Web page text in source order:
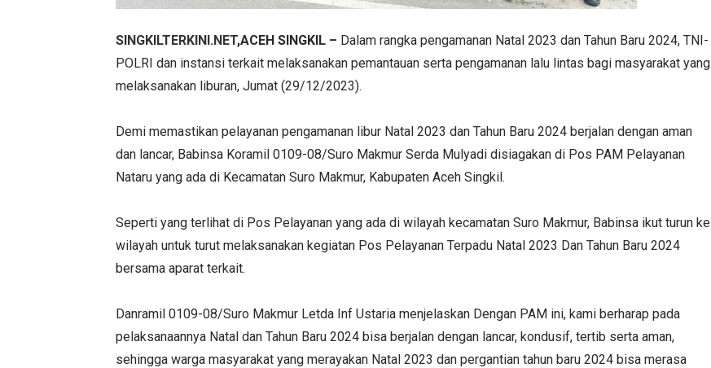
SINGKILTERKINI.NET,ACEH SINGKIL – Dalam rangka pengamanan Natal 2023 dan Tahun Baru 2024, TNI-
POLRI dan instansi terkait melaksanakan pemantauan serta pengamanan lalu lintas bagi masyarakat yang
melaksanakan liburan, Jumat (29/12/2023).
Demi memastikan pelayanan pengamanan libur Natal 2023 dan Tahun Baru 2024 berjalan dengan aman
dan lancar, Babinsa Koramil 0109-08/Suro Makmur Serda Mulyadi disiagakan di Pos PAM Pelayanan
Nataru yang ada di Kecamatan Suro Makmur, Kabupaten Aceh Singkil.
Seperti yang terlihat di Pos Pelayanan yang ada di wilayah kecamatan Suro Makmur, Babinsa ikut turun ke
wilayah untuk turut melaksanakan kegiatan Pos Pelayanan Terpadu Natal 2023 Dan Tahun Baru 2024
bersama aparat terkait.
Danramil 0109-08/Suro Makmur Letda Inf Ustaria menjelaskan Dengan PAM ini, kami berharap pada
pelaksanaannya Natal dan Tahun Baru 2024 bisa berjalan dengan lancar, kondusif, tertib serta aman,
sehingga warga masyarakat yang merayakan Natal 2023 dan pergantian tahun baru 2024 bisa merasa